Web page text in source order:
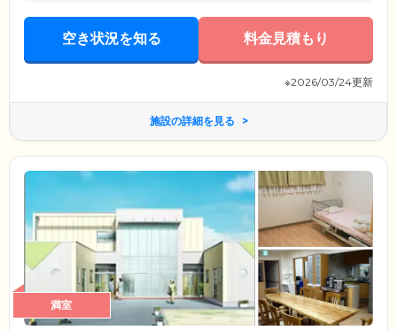
空き状況を知る 料金見積もり
※2026/03/24更新
施設の詳細を見る
満室